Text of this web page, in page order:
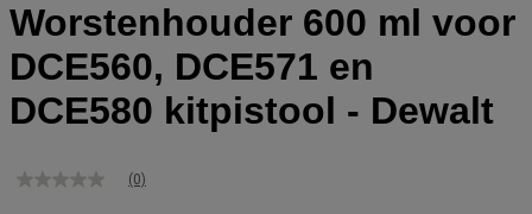
Worstenhouder 600 ml voor
DCE560, DCE571 en
DCE580 kitpistool - Dewalt
Geen
(0)